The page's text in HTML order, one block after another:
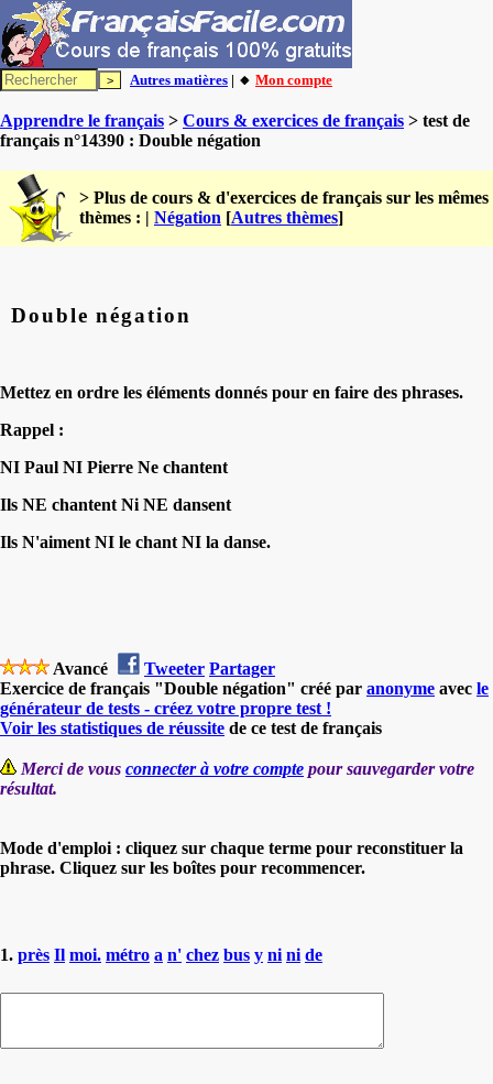
Autres matières | 🔸 Mon compte
Apprendre le français > Cours & exercices de français > test de
français n°14390 : Double négation
> Plus de cours & d'exercices de français sur les mêmes
thèmes : | Négation [Autres thèmes]
Double négation
Mettez en ordre les éléments donnés pour en faire des phrases.
Rappel :
NI Paul NI Pierre Ne chantent
Ils NE chantent Ni NE dansent
Ils N'aiment NI le chant NI la danse.
Avancé Tweeter Partager
Exercice de français "Double négation" créé par anonyme avec le
générateur de tests - créez votre propre test !
Voir les statistiques de réussite de ce test de français
Merci de vous connecter à votre compte pour sauvegarder votre
résultat.
Mode d'emploi : cliquez sur chaque terme pour reconstituer la
phrase. Cliquez sur les boîtes pour recommencer.
1. près Il moi. métro a n' chez bus y ni ni de